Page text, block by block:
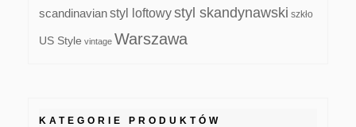
scandinavianstyl loftowystyl skandynawski szkło
US Style vintage Warszawa
KATEGORIE PRODUKTÓW